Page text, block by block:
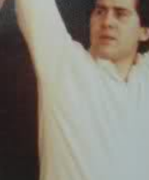
Δαρβινισμό